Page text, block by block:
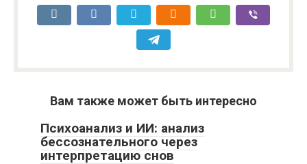
Вам также может быть интересно
Психоанализ и ИИ: анализ
бессознательного через
интерпретацию снов